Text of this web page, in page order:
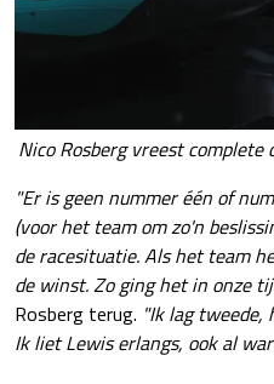
Nico Rosberg vreest
"Er is geen nummer één of
(voor het team om zo'n
de racesituatie. Als het team
de winst. Zo ging het in onze
Rosberg terug. "Ik lag tweede,
Ik liet Lewis erlangs, ook al